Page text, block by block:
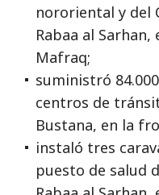
nororiental y del
Rabaa al
Mafraq;
suministró
centros de
Bustana, en la
instaló tres
puesto de salud